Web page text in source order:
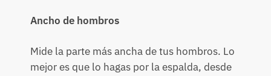
Ancho de hombros
Mide la parte más ancha de tus hombros. Lo
mejor es que lo hagas por la espalda, desde